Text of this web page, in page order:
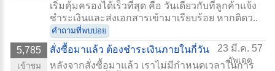
เริ่มคุ้มครองได้เร็วที่สุด คือ วันเดียวกับที่ลูกค้าแจ้ง
ชำระเงินและส่งเอกสารเข้ามาเรียบร้อย หากติดว..
คำถามที่พบบ่อย
5,785
เข้าชม
สั่งซื้อมาแล้ว ต้องชำระเงินภายในกี่วัน 23 มี.ค. 57
อัพเดต
หลังจากสั่งซื้อมาแล้ว เราไม่มีกำหนดเวลาในการ